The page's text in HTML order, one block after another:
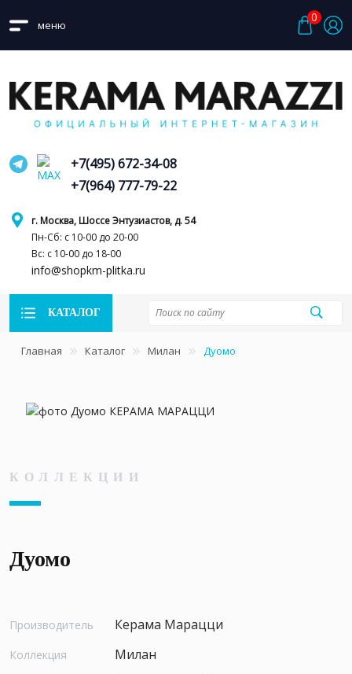
меню
0
г. Москва, Шоссе Энтузиастов, д. 54
Пн-Сб: с 10-00 до 20-00
Вс: с 10-00 до 18-00
info@shopkm-plitka.ru
+7(495) 672-34-08
+7(964) 777-79-22
КАТАЛОГ
Главная Каталог Милан Дуомо
КОЛЛЕКЦИИ
Дуомо
Производитель Керама Марацци
Коллекция Милан